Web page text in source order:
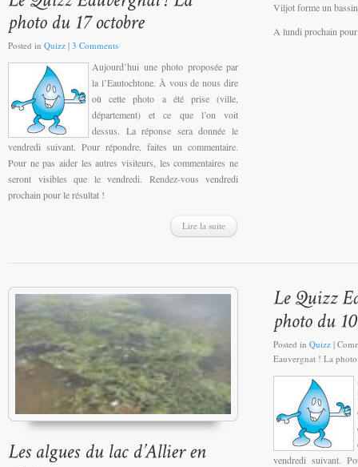
Posted in Quizz | 3 Comments
Aujourd’hui une photo proposée par
la l’Eautochtone. À vous de nous dire
où cette photo a été prise (ville,
département) et ce que l’on voit
dessus. La réponse sera donnée le
vendredi suivant. Pour répondre, faites un commentaire.
Pour ne pas aider les autres visiteurs, les commentaires ne
seront visibles que le vendredi. Rendez-vous vendredi
prochain pour le résultat !
Lire la suite
Viljot forme un
A lundi prochain
Posted in Quizz |
Eauvergnat ! La
vendredi suivant.